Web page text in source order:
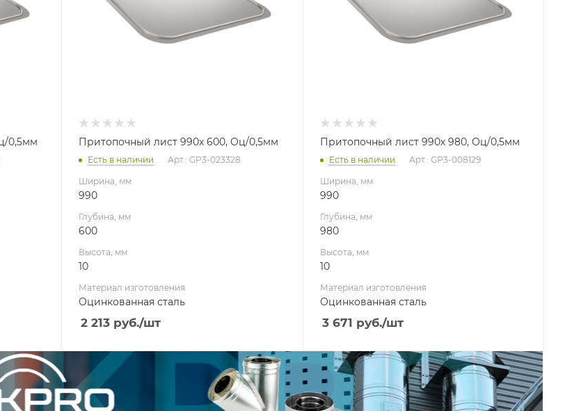
0,5мм
Материал изготовления
Оцинкованная сталь
Производитель
Притопочный лист 990х 600, Оц/0,5мм
Есть в наличии Арт.: GP3-023328
Ширина, мм
990
Глубина, мм
600
Высота, мм
10
Материал изготовления
Оцинкованная сталь
2 213 руб./шт
Материал изготовления
Оцинкованная сталь
Производитель
Притопочный лист 990х 980, Оц/0,5мм
Есть в наличии Арт.: GP3-008129
Ширина, мм
990
Глубина, мм
980
Высота, мм
10
Материал изготовления
Оцинкованная сталь
3 671 руб./шт